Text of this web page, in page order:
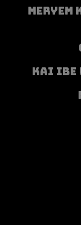
MERYEM
KAI IBE